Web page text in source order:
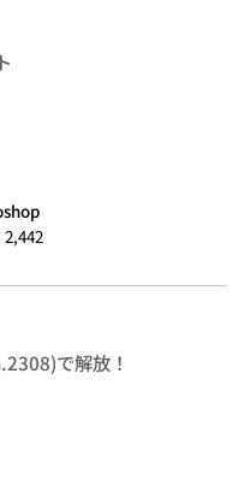
2,442
で解放！